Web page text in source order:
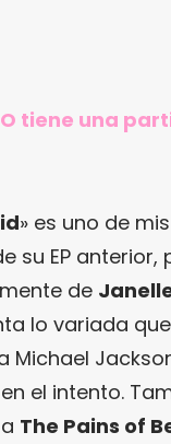
tiene una
» es uno de
su EP anterior,
de
lo variada
Michael
el intento.
The Pains of